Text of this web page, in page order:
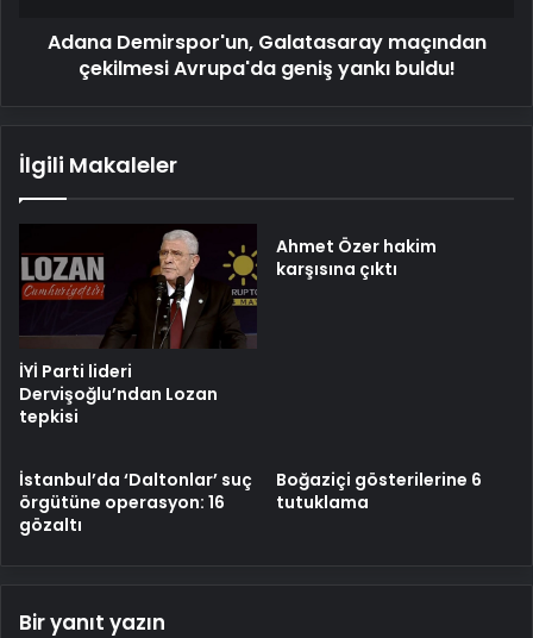
Adana Demirspor'un, Galatasaray maçından
çekilmesi Avrupa'da geniş yankı buldu!
İlgili Makaleler
İYİ Parti lideri
Dervişoğlu’ndan Lozan
tepkisi
Ahmet Özer hakim
karşısına çıktı
İstanbul’da ‘Daltonlar’ suç
örgütüne operasyon: 16
gözaltı
Boğaziçi gösterilerine 6
tutuklama
Bir yanıt yazın